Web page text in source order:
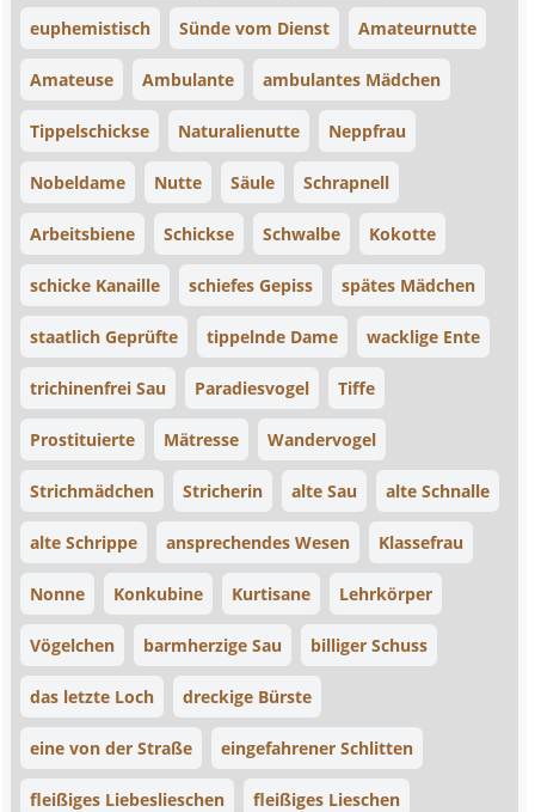
euphemistisch Sünde vom Dienst Amateurnutte
Amateuse Ambulante ambulantes Mädchen
Tippelschickse Naturalienutte Neppfrau
Nobeldame Nutte Säule Schrapnell
Arbeitsbiene Schickse Schwalbe Kokotte
schicke Kanaille schiefes Gepiss spätes Mädchen
staatlich Geprüfte tippelnde Dame wacklige Ente
trichinenfrei Sau Paradiesvogel Tiffe
Prostituierte Mätresse Wandervogel
Strichmädchen Stricherin alte Sau alte Schnalle
alte Schrippe ansprechendes Wesen Klassefrau
Nonne Konkubine Kurtisane Lehrkörper
Vögelchen barmherzige Sau billiger Schuss
das letzte Loch dreckige Bürste
eine von der Straße eingefahrener Schlitten
fleißiges Liebeslieschen fleißiges Lieschen